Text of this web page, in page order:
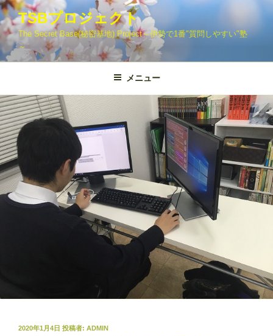
コ
ン
テ
ン
ツ
ス
キ
ッ
プ
TSBプロジェクト
The Secret Base(秘密基地) Project～伊勢で1番"質問しやすい"塾
～
メニュー
投
2020年1月4日 投稿者: ADMIN